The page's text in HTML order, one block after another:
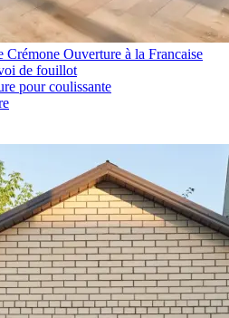
Crémone Ouverture à la Francaise
de fouillot
pour coulissante